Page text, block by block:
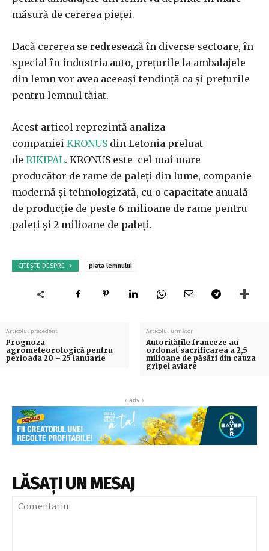
măsură de cererea pieței.
Dacă cererea se redresează în diverse sectoare, în
special în industria auto, prețurile la ambalajele
din lemn vor avea aceeași tendință ca și prețurile
pentru lemnul tăiat.
Acest articol reprezintă analiza
companiei KRONUS din Letonia preluat
de RIKIPAL. KRONUS este cel mai mare
producător de rame de paleți din lume, companie
modernă și tehnologizată, cu o capacitate anuală
de producție de peste 6 milioane de rame pentru
paleți și 2 milioane de paleți.
CITEȘTE DESPRE -> piața lemnului
Articolul precedent
Prognoza
agrometeorologică pentru
perioada 20 – 25 ianuarie
Articolul următor
Autorităţile franceze au
ordonat sacrificarea a 2,5
milioane de păsări din cauza
gripei aviare
‹ adv ›
LĂSAȚI UN MESAJ